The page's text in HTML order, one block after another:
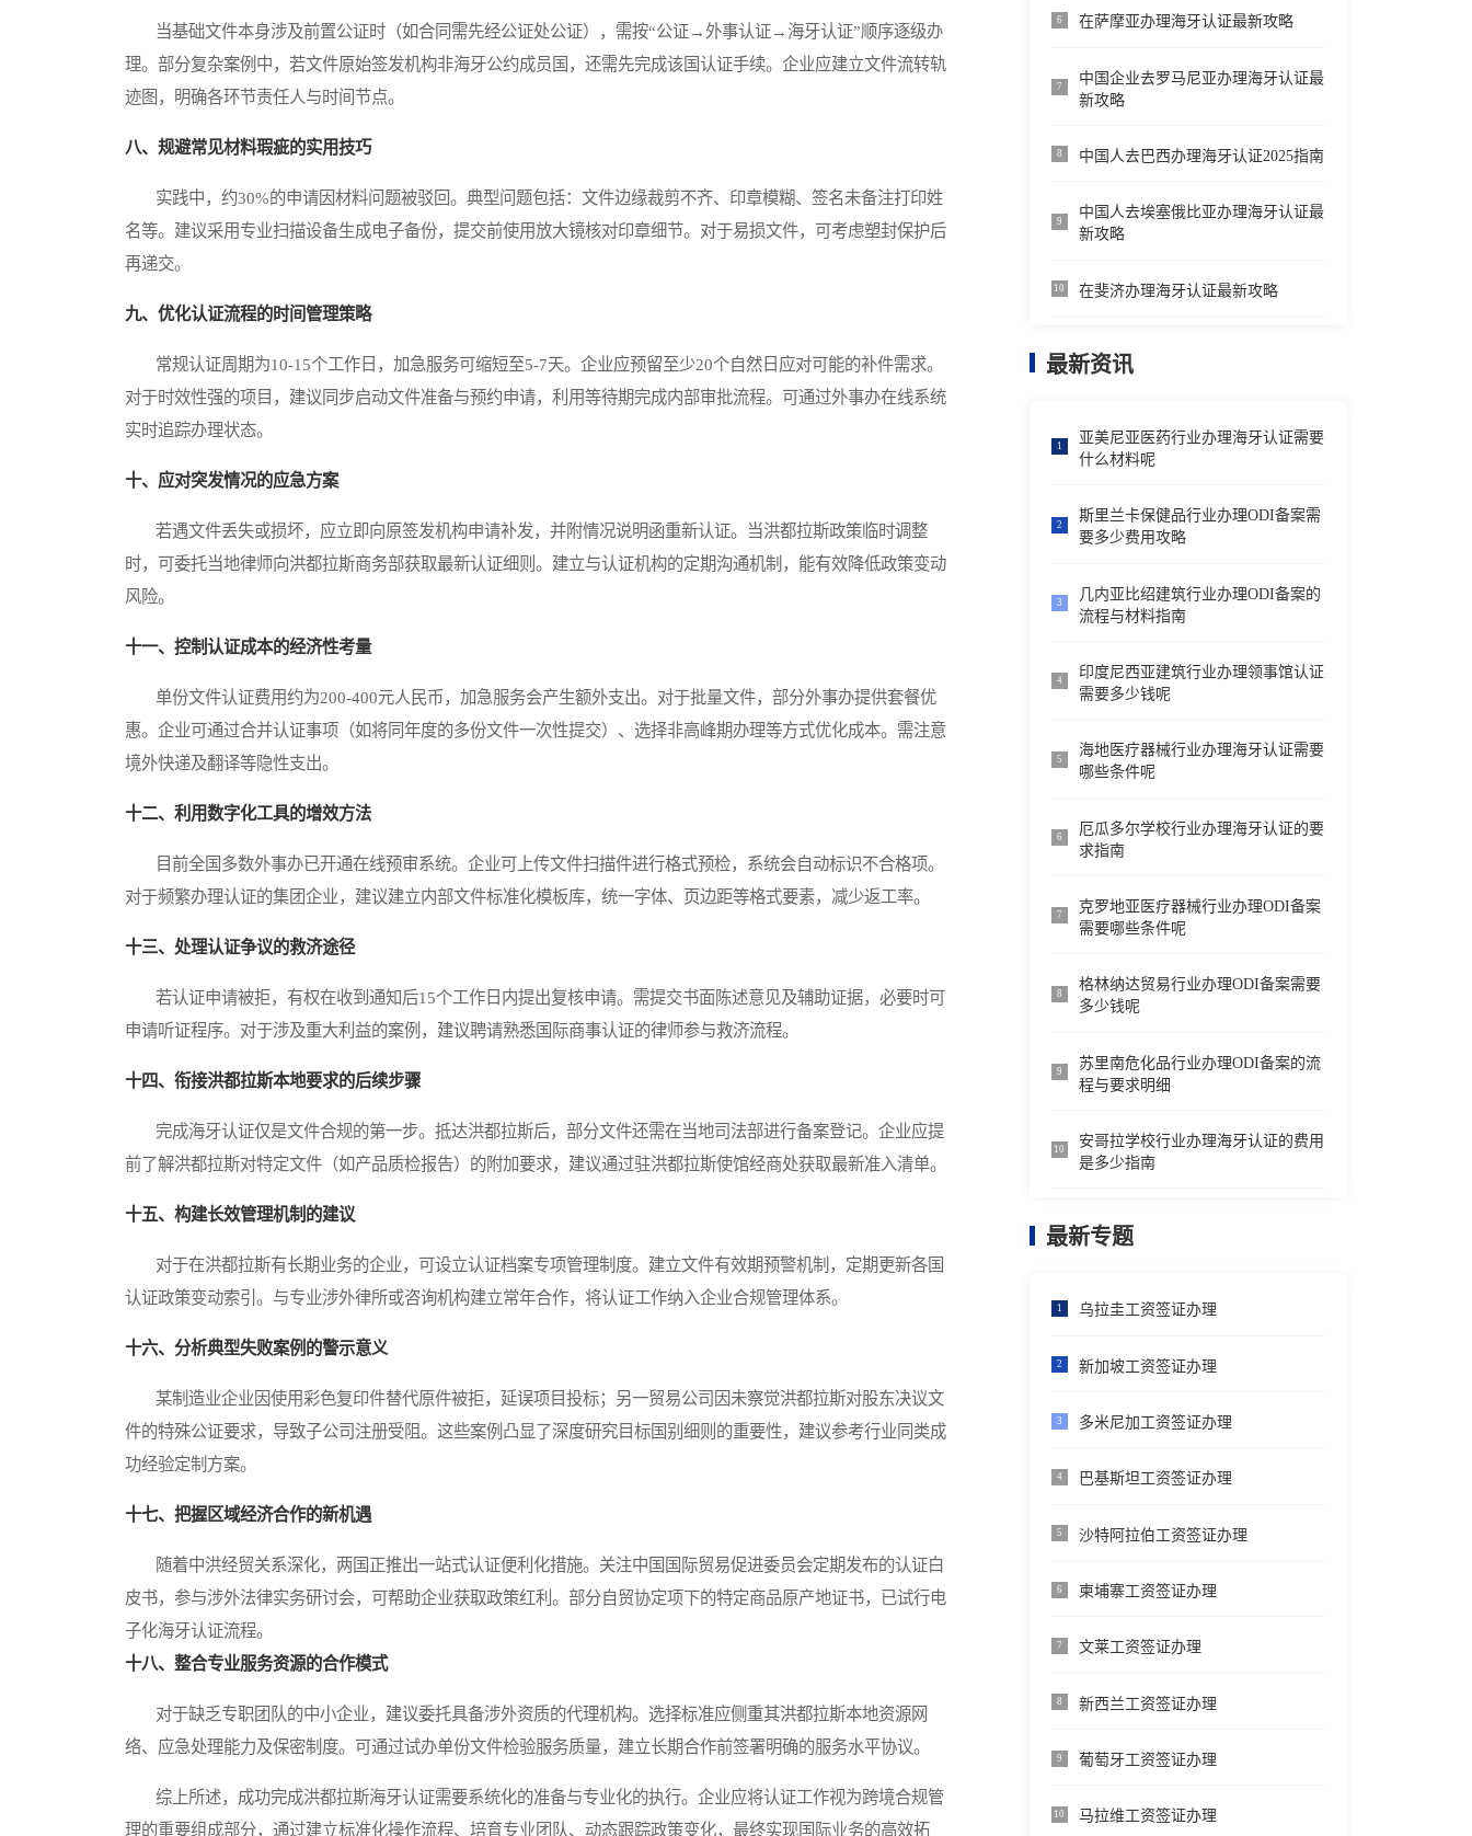
当基础文件本身涉及前置公证时（如合同需先经公证处公证），需按“公证→外事认证→海牙认证”顺序逐级办
理。部分复杂案例中，若文件原始签发机构非海牙公约成员国，还需先完成该国认证手续。企业应建立文件流转轨
迹图，明确各环节责任人与时间节点。
八、规避常见材料瑕疵的实用技巧
实践中，约30%的申请因材料问题被驳回。典型问题包括：文件边缘裁剪不齐、印章模糊、签名未备注打印姓
名等。建议采用专业扫描设备生成电子备份，提交前使用放大镜核对印章细节。对于易损文件，可考虑塑封保护后
再递交。
九、优化认证流程的时间管理策略
常规认证周期为10-15个工作日，加急服务可缩短至5-7天。企业应预留至少20个自然日应对可能的补件需求。
对于时效性强的项目，建议同步启动文件准备与预约申请，利用等待期完成内部审批流程。可通过外事办在线系统
实时追踪办理状态。
十、应对突发情况的应急方案
若遇文件丢失或损坏，应立即向原签发机构申请补发，并附情况说明函重新认证。当洪都拉斯政策临时调整
时，可委托当地律师向洪都拉斯商务部获取最新认证细则。建立与认证机构的定期沟通机制，能有效降低政策变动
风险。
十一、控制认证成本的经济性考量
单份文件认证费用约为200-400元人民币，加急服务会产生额外支出。对于批量文件，部分外事办提供套餐优
惠。企业可通过合并认证事项（如将同年度的多份文件一次性提交）、选择非高峰期办理等方式优化成本。需注意
境外快递及翻译等隐性支出。
十二、利用数字化工具的增效方法
目前全国多数外事办已开通在线预审系统。企业可上传文件扫描件进行格式预检，系统会自动标识不合格项。
对于频繁办理认证的集团企业，建议建立内部文件标准化模板库，统一字体、页边距等格式要素，减少返工率。
十三、处理认证争议的救济途径
若认证申请被拒，有权在收到通知后15个工作日内提出复核申请。需提交书面陈述意见及辅助证据，必要时可
申请听证程序。对于涉及重大利益的案例，建议聘请熟悉国际商事认证的律师参与救济流程。
十四、衔接洪都拉斯本地要求的后续步骤
完成海牙认证仅是文件合规的第一步。抵达洪都拉斯后，部分文件还需在当地司法部进行备案登记。企业应提
前了解洪都拉斯对特定文件（如产品质检报告）的附加要求，建议通过驻洪都拉斯使馆经商处获取最新准入清单。
十五、构建长效管理机制的建议
对于在洪都拉斯有长期业务的企业，可设立认证档案专项管理制度。建立文件有效期预警机制，定期更新各国
认证政策变动索引。与专业涉外律所或咨询机构建立常年合作，将认证工作纳入企业合规管理体系。
十六、分析典型失败案例的警示意义
某制造业企业因使用彩色复印件替代原件被拒，延误项目投标；另一贸易公司因未察觉洪都拉斯对股东决议文
件的特殊公证要求，导致子公司注册受阻。这些案例凸显了深度研究目标国别细则的重要性，建议参考行业同类成
功经验定制方案。
十七、把握区域经济合作的新机遇
随着中洪经贸关系深化，两国正推出一站式认证便利化措施。关注中国国际贸易促进委员会定期发布的认证白
皮书，参与涉外法律实务研讨会，可帮助企业获取政策红利。部分自贸协定项下的特定商品原产地证书，已试行电
子化海牙认证流程。
十八、整合专业服务资源的合作模式
对于缺乏专职团队的中小企业，建议委托具备涉外资质的代理机构。选择标准应侧重其洪都拉斯本地资源网
络、应急处理能力及保密制度。可通过试办单份文件检验服务质量，建立长期合作前签署明确的服务水平协议。
综上所述，成功完成洪都拉斯海牙认证需要系统化的准备与专业化的执行。企业应将认证工作视为跨境合规管
理的重要组成部分，通过建立标准化操作流程、培育专业团队、动态跟踪政策变化，最终实现国际业务的高效拓
6 在萨摩亚办理海牙认证最新攻略
7
中国企业去罗马尼亚办理海牙认证最
新攻略
8 中国人去巴西办理海牙认证2025指南
9
中国人去埃塞俄比亚办理海牙认证最
新攻略
10 在斐济办理海牙认证最新攻略
最新资讯
1
亚美尼亚医药行业办理海牙认证需要
什么材料呢
2
斯里兰卡保健品行业办理ODI备案需
要多少费用攻略
3
几内亚比绍建筑行业办理ODI备案的
流程与材料指南
4
印度尼西亚建筑行业办理领事馆认证
需要多少钱呢
5
海地医疗器械行业办理海牙认证需要
哪些条件呢
6
厄瓜多尔学校行业办理海牙认证的要
求指南
7
克罗地亚医疗器械行业办理ODI备案
需要哪些条件呢
8
格林纳达贸易行业办理ODI备案需要
多少钱呢
9
苏里南危化品行业办理ODI备案的流
程与要求明细
10
安哥拉学校行业办理海牙认证的费用
是多少指南
最新专题
1 乌拉圭工资签证办理
2 新加坡工资签证办理
3 多米尼加工资签证办理
4 巴基斯坦工资签证办理
5 沙特阿拉伯工资签证办理
6 柬埔寨工资签证办理
7 文莱工资签证办理
8 新西兰工资签证办理
9 葡萄牙工资签证办理
10 马拉维工资签证办理